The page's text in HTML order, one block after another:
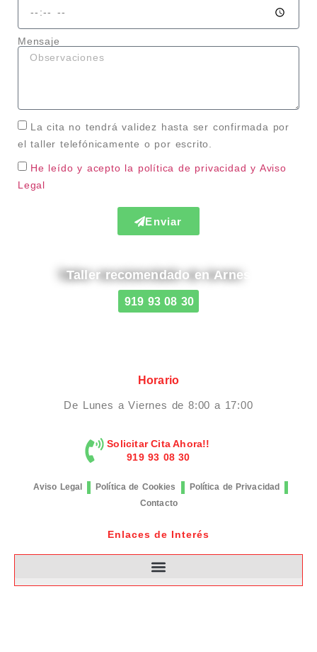
Mensaje
La cita no tendrá validez hasta ser confirmada por
el taller telefónicamente o por escrito.
He leído y acepto la política de privacidad y Aviso
Legal
Enviar
Taller recomendado en Arnes
919 93 08 30
Horario
De Lunes a Viernes de 8:00 a 17:00
Solicitar Cita Ahora!!
919 93 08 30
Aviso Legal Política de Cookies
Política de Privacidad
Contacto
Enlaces de Interés